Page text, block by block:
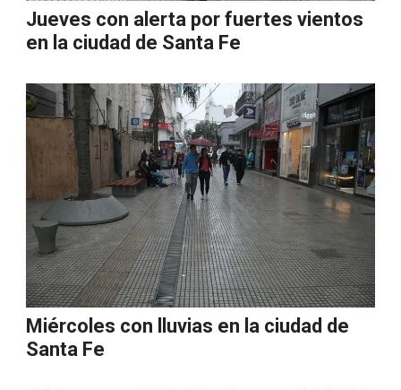
Jueves con alerta por fuertes vientos
en la ciudad de Santa Fe
Miércoles con lluvias en la ciudad de
Santa Fe